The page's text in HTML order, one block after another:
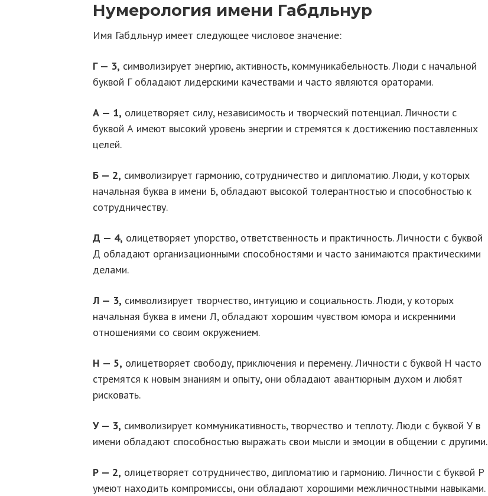
Нумерология имени Габдльнур
Имя Габдльнур имеет следующее числовое значение:
Г — 3, символизирует энергию, активность, коммуникабельность. Люди с начальной
буквой Г обладают лидерскими качествами и часто являются ораторами.
А — 1, олицетворяет силу, независимость и творческий потенциал. Личности с
буквой А имеют высокий уровень энергии и стремятся к достижению поставленных
целей.
Б — 2, символизирует гармонию, сотрудничество и дипломатию. Люди, у которых
начальная буква в имени Б, обладают высокой толерантностью и способностью к
сотрудничеству.
Д — 4, олицетворяет упорство, ответственность и практичность. Личности с буквой
Д обладают организационными способностями и часто занимаются практическими
делами.
Л — 3, символизирует творчество, интуицию и социальность. Люди, у которых
начальная буква в имени Л, обладают хорошим чувством юмора и искренними
отношениями со своим окружением.
Н — 5, олицетворяет свободу, приключения и перемену. Личности с буквой Н часто
стремятся к новым знаниям и опыту, они обладают авантюрным духом и любят
рисковать.
У — 3, символизирует коммуникативность, творчество и теплоту. Люди с буквой У в
имени обладают способностью выражать свои мысли и эмоции в общении с другими.
Р — 2, олицетворяет сотрудничество, дипломатию и гармонию. Личности с буквой Р
умеют находить компромиссы, они обладают хорошими межличностными навыками.